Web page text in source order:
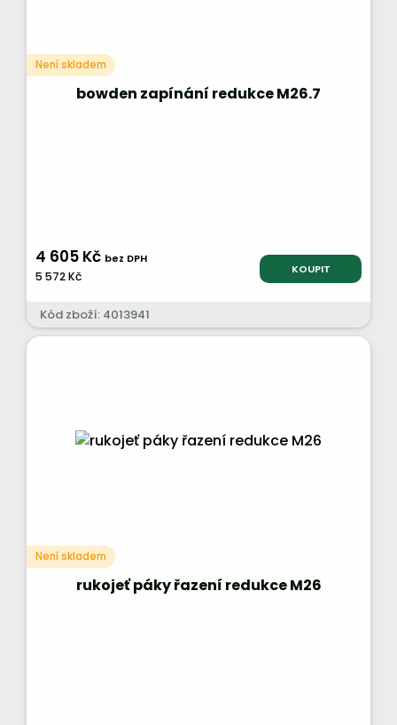
Není skladem
bowden zapínání redukce M26.7
4 605 Kč bez DPH
5 572 Kč KOUPIT
Kód zboží: 4013941
Není skladem
rukojeť páky řazení redukce M26